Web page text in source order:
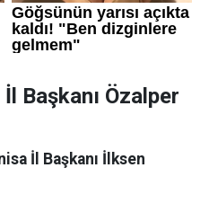
Başkanı Özalper
İl Başkanı İlksen